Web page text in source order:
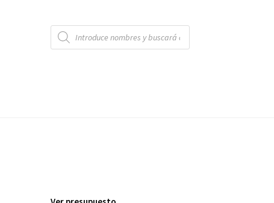
Búsqueda
de
productos